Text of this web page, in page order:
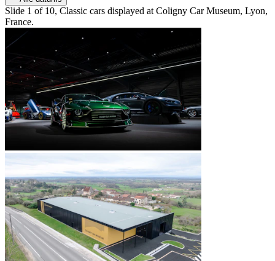
Slide 1 of 10, Classic cars displayed at Coligny Car Museum, Lyon,
France.